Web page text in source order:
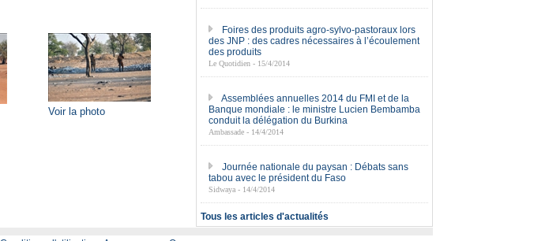
Foires des produits agro-sylvo-pastoraux lors
des JNP : des cadres nécessaires à l’écoulement
des produits
Le Quotidien - 15/4/2014
Assemblées annuelles 2014 du FMI et de la
Banque mondiale : le ministre Lucien Bembamba
conduit la délégation du Burkina
Ambassade - 14/4/2014
Journée nationale du paysan : Débats sans
tabou avec le président du Faso
Sidwaya - 14/4/2014
Tous les articles d'actualités
Voir la photo